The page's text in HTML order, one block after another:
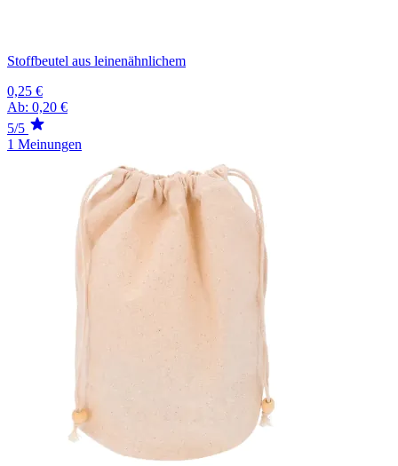
Stoffbeutel aus leinenähnlichem
0,25 €
Ab: 0,20 €
5/5
1 Meinungen